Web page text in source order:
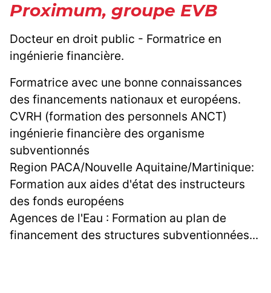
Proximum, groupe EVB
Docteur en droit public - Formatrice en
ingénierie financière.
Formatrice avec une bonne connaissances
des financements nationaux et européens.
CVRH (formation des personnels ANCT)
ingénierie financière des organisme
subventionnés
Region PACA/Nouvelle Aquitaine/Martinique:
Formation aux aides d'état des instructeurs
des fonds européens
Agences de l'Eau : Formation au plan de
financement des structures subventionnées...